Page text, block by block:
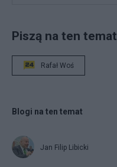
Piszą na ten temat
Rafał Woś
Blogi na ten temat
Jan Filip Libicki